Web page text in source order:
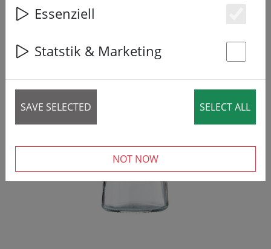
47% DISCOUNT
Essenziell
Statstik & Marketing
SAVE SELECTED SELECT ALL
NOT NOW